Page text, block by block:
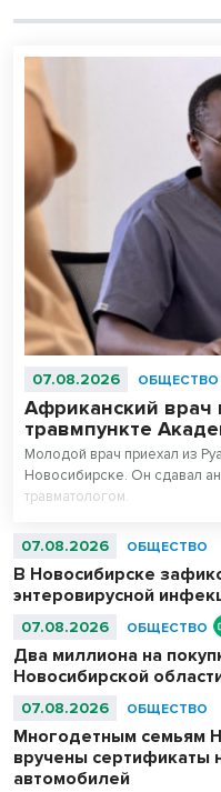
07.08.2026 ОБЩЕСТВО
Африканский врач
травмпункте
Молодой врач приехал из
Новосибирске. Он сдавал
травматологом.
07.08.2026 ОБЩЕСТВО
В Новосибирске
энтеровирусной
07.08.2026 ОБЩЕСТВО
Два миллиона на
Новосибирской
07.08.2026 ОБЩЕСТВО
Многодетным семьям
вручены сертификаты
автомобилей